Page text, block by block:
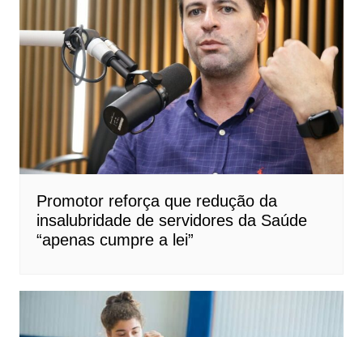
Promotor reforça que redução da
insalubridade de servidores da Saúde
“apenas cumpre a lei”